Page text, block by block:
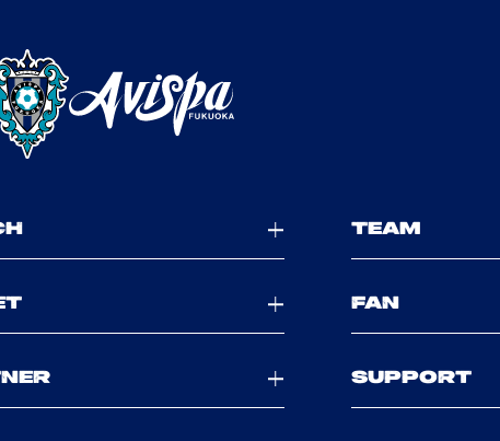
TEAM
FAN
SUPPORT